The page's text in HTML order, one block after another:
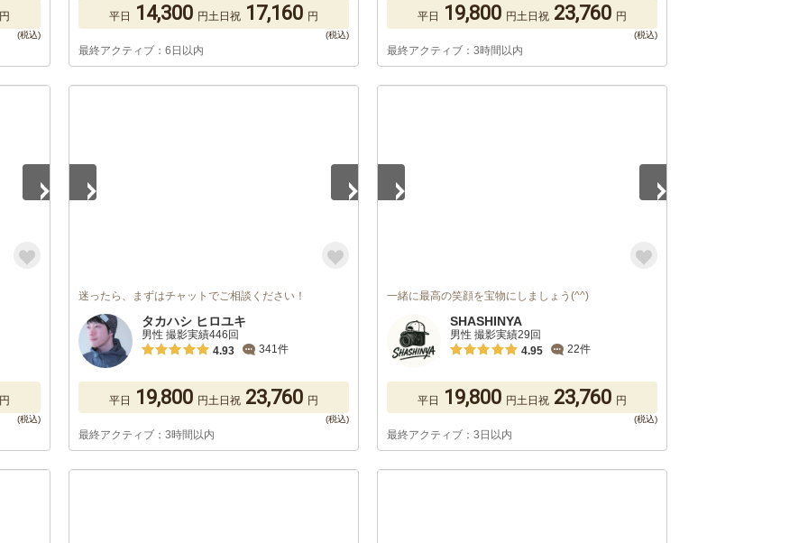
円 平日 14,300 円土日祝 17,160 円
最終アクティブ：6日以内
平日 19,800 円土日祝 23,760 円
最終アクティブ：3時間以内
円
迷ったら、まずはチャットでご相談ください！
タカハシ ヒロユキ
男性 撮影実績446回
4.93
341件
平日 19,800 円土日祝 23,760 円
最終アクティブ：3時間以内
一緒に最高の笑顔を宝物にしましょう(^^)
SHASHINYA
男性 撮影実績29回
4.95
22件
平日 19,800 円土日祝 23,760 円
最終アクティブ：3日以内